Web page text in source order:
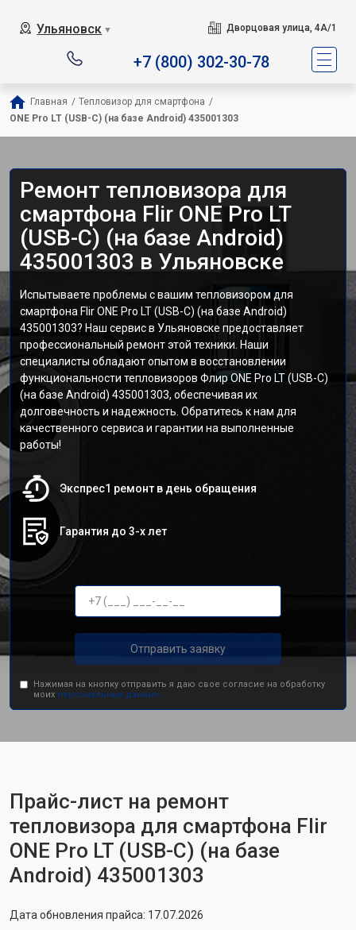
Ульяновск ▼ Дворцовая улица, 4А/1
+7 (800) 302-30-78
Главная / Тепловизор для смартфона /
ONE Pro LT (USB-C) (на базе Android) 435001303
Ремонт тепловизора для
смартфона Flir ONE Pro LT
(USB-C) (на базе Android)
435001303 в Ульяновске
Испытываете проблемы с вашим тепловизором для
смартфона Flir ONE Pro LT (USB-C) (на базе Android)
435001303? Наш сервис в Ульяновске предоставляет
профессиональный ремонт этой техники. Наши
специалисты обладают опытом в восстановлении
функциональности тепловизоров Флир ONE Pro LT (USB-C)
(на базе Android) 435001303, обеспечивая их
долговечность и надежность. Обратитесь к нам для
качественного сервиса и гарантии на выполненные
работы!
Экспрес1 ремонт в день обращения
Гарантия до 3-х лет
Отправить заявку
Нажимая на кнопку отправить я даю свое согласие на обработку
моих персональных данных.
Прайс-лист на ремонт
тепловизора для смартфона Flir
ONE Pro LT (USB-C) (на базе
Android) 435001303
Дата обновления прайса: 17.07.2026